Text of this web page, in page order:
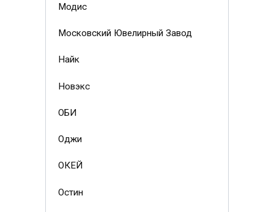
Модис
Московский Ювелирный Завод
Найк
Новэкс
ОБИ
Оджи
ОКЕЙ
Остин